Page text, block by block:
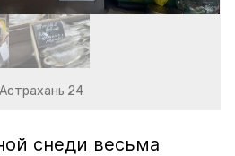
24
снеди весьма